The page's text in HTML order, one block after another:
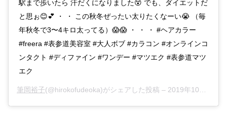
駅まで歩いたら 汗だくになりました😵 でも、ダイエットだ
と思ぉ😊💕 ・ ・ この秋冬ぜったい太りたくなーい😭 （毎
年秋冬で3〜4キロ太ってる）😱😱 ・ ・ ・ #ヘアカラー
#freera #表参道美容室 #大人ボブ #カラコン #オンラインコ
ンタクト #ディファイン #ワンデー #マツエク #表参道マツ
エク
筆岡裕子(@hirokofudeoka)がシェアした投稿 – 2019年10月月5日午前12時57分PDT